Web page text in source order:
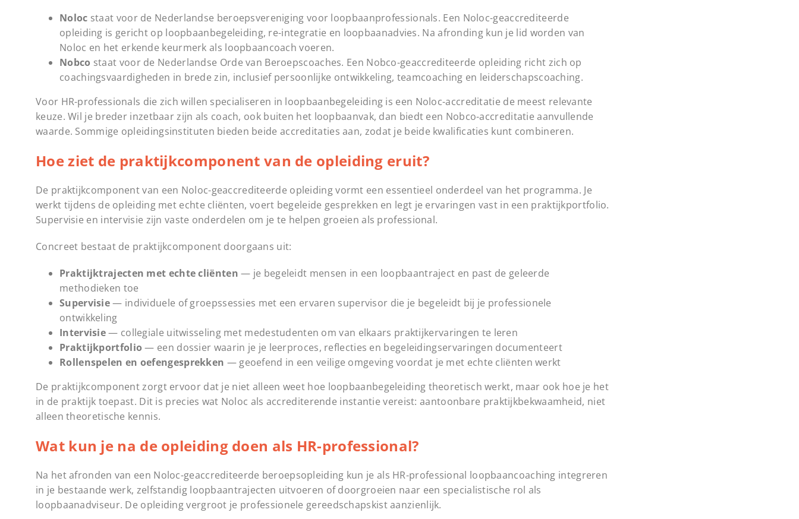
Noloc staat voor de Nederlandse beroepsvereniging voor loopbaanprofessionals. Een Noloc-geaccrediteerde
opleiding is gericht op loopbaanbegeleiding, re-integratie en loopbaanadvies. Na afronding kun je lid worden van
Noloc en het erkende keurmerk als loopbaancoach voeren.
Nobco staat voor de Nederlandse Orde van Beroepscoaches. Een Nobco-geaccrediteerde opleiding richt zich op
coachingsvaardigheden in brede zin, inclusief persoonlijke ontwikkeling, teamcoaching en leiderschapscoaching.
Voor HR-professionals die zich willen specialiseren in loopbaanbegeleiding is een Noloc-accreditatie de meest relevante
keuze. Wil je breder inzetbaar zijn als coach, ook buiten het loopbaanvak, dan biedt een Nobco-accreditatie aanvullende
waarde. Sommige opleidingsinstituten bieden beide accreditaties aan, zodat je beide kwalificaties kunt combineren.
Hoe ziet de praktijkcomponent van de opleiding eruit?
De praktijkcomponent van een Noloc-geaccrediteerde opleiding vormt een essentieel onderdeel van het programma. Je
werkt tijdens de opleiding met echte cliënten, voert begeleide gesprekken en legt je ervaringen vast in een praktijkportfolio.
Supervisie en intervisie zijn vaste onderdelen om je te helpen groeien als professional.
Concreet bestaat de praktijkcomponent doorgaans uit:
Praktijktrajecten met echte cliënten — je begeleidt mensen in een loopbaantraject en past de geleerde
methodieken toe
Supervisie— individuele of groepssessies met een ervaren supervisor die je begeleidt bij je professionele
ontwikkeling
Intervisie— collegiale uitwisseling met medestudenten om van elkaars praktijkervaringen te leren
Praktijkportfolio — een dossier waarin je je leerproces, reflecties en begeleidingservaringen documenteert
Rollenspelen en oefengesprekken — geoefend in een veilige omgeving voordat je met echte cliënten werkt
De praktijkcomponent zorgt ervoor dat je niet alleen weet hoe loopbaanbegeleiding theoretisch werkt, maar ook hoe je het
in de praktijk toepast. Dit is precies wat Noloc als accrediterende instantie vereist: aantoonbare praktijkbekwaamheid, niet
alleen theoretische kennis.
Wat kun je na de opleiding doen als HR-professional?
Na het afronden van een Noloc-geaccrediteerde beroepsopleiding kun je als HR-professional loopbaancoaching integreren
in je bestaande werk, zelfstandig loopbaantrajecten uitvoeren of doorgroeien naar een specialistische rol als
loopbaanadviseur. De opleiding vergroot je professionele gereedschapskist aanzienlijk.